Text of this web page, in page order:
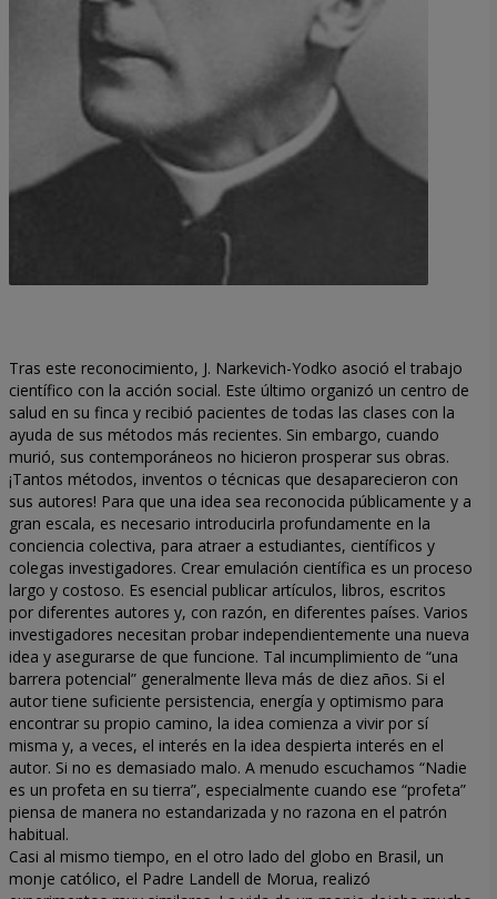
Tras este reconocimiento, J. Narkevich-Yodko asoció el trabajo
científico con la acción social. Este último organizó un centro de
salud en su finca y recibió pacientes de todas las clases con la
ayuda de sus métodos más recientes. Sin embargo, cuando
murió, sus contemporáneos no hicieron prosperar sus obras.
¡Tantos métodos, inventos o técnicas que desaparecieron con
sus autores! Para que una idea sea reconocida públicamente y a
gran escala, es necesario introducirla profundamente en la
conciencia colectiva, para atraer a estudiantes, científicos y
colegas investigadores. Crear emulación científica es un proceso
largo y costoso. Es esencial publicar artículos, libros, escritos
por diferentes autores y, con razón, en diferentes países. Varios
investigadores necesitan probar independientemente una nueva
idea y asegurarse de que funcione. Tal incumplimiento de “una
barrera potencial” generalmente lleva más de diez años. Si el
autor tiene suficiente persistencia, energía y optimismo para
encontrar su propio camino, la idea comienza a vivir por sí
misma y, a veces, el interés en la idea despierta interés en el
autor. Si no es demasiado malo. A menudo escuchamos “Nadie
es un profeta en su tierra”, especialmente cuando ese “profeta”
piensa de manera no estandarizada y no razona en el patrón
habitual.
Casi al mismo tiempo, en el otro lado del globo en Brasil, un
monje católico, el Padre Landell de Morua, realizó